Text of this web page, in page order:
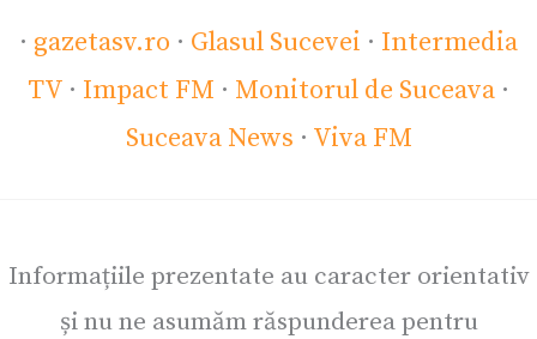
· gazetasv.ro · Glasul Sucevei · Intermedia
TV · Impact FM · Monitorul de Suceava ·
Suceava News · Viva FM
Informațiile prezentate au caracter orientativ
și nu ne asumăm răspunderea pentru